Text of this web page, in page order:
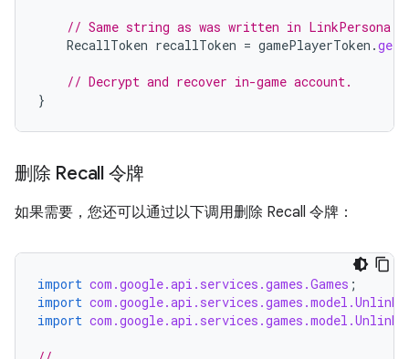
// Same string as was written in LinkPersona
RecallToken recallToken = gamePlayerToken .
// Decrypt and recover in-game account.
}
删除 Recall 令牌
如果需要，您还可以通过以下调用删除 Recall 令牌：
import com.google.api.services.games.Games ;
import
import